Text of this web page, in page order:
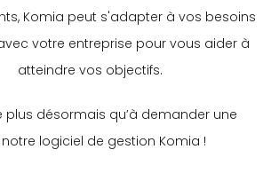
Komia peut s'adapter à vos besoins
votre entreprise pour vous aider à
atteindre vos objectifs.
plus désormais qu’à demander une
logiciel de gestion Komia !